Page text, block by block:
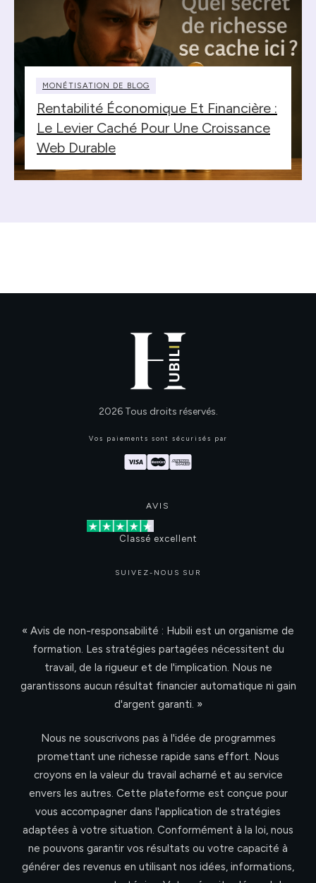
MONÉTISATION DE BLOG
Rentabilité Économique Et Financière :
Le Levier Caché Pour Une Croissance
Web Durable
2026Tous droits réservés.
Vos paiements sont sécurisés par
AVIS
Classé excellent
SUIVEZ-NOUS SUR
« Avis de non-responsabilité : Hubili est un organisme de
formation. Les stratégies partagées nécessitent du
travail, de la rigueur et de l'implication. Nous ne
garantissons aucun résultat financier automatique ni gain
d'argent garanti. »
Nous ne souscrivons pas à l'idée de programmes
promettant une richesse rapide sans effort. Nous
croyons en la valeur du travail acharné et au service
envers les autres. Cette plateforme est conçue pour
vous accompagner dans l'application de stratégies
adaptées à votre situation. Conformément à la loi, nous
ne pouvons garantir vos résultats ou votre capacité à
générer des revenus en utilisant nos idées, informations,